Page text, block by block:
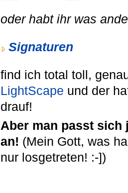
oder habt ihr was
Signaturen
find ich total toll,
LightScape und der
drauf!
Aber man passt sich
an! (Mein Gott, was
nur losgetreten! :-])